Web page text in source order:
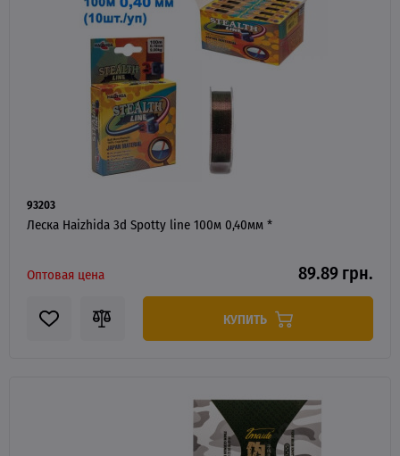
93203
Леска Haizhida 3d Spotty line 100м 0,40мм *
Оптовая цена 89.89 грн.
КУПИТЬ